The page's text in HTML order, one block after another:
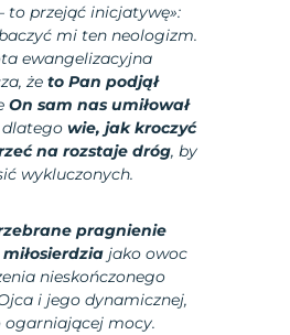
to przejąć inicjatywę»:
mi ten neologizm.
ewangelizacyjna
że to Pan podjął
On sam nas umiłował
dlategowie, jak kroczyć
na rozstaje dróg, by
wykluczonych.
pragnienie
jako owoc
nieskończonego
i jego dynamicznej,
ogarniającej mocy.